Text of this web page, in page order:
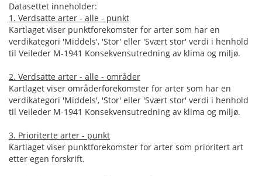
Datasettet inneholder:
1. Verdsatte arter - alle - punkt
Kartlaget viser punktforekomster for arter som har en
verdikategori 'Middels', 'Stor' eller 'Svært stor' verdi i henhold
til Veileder M-1941 Konsekvensutredning av klima og miljø.
2. Verdsatte arter - alle - områder
Kartlaget viser områderforekomster for arter som har en
verdikategori 'Middels', 'Stor' eller 'Svært stor' verdi i henhold
til Veileder M-1941 Konsekvensutredning av klima og miljø.
3. Prioriterte arter - punkt
Kartlaget viser punktforekomster for arter som prioritert art
etter egen forskrift.